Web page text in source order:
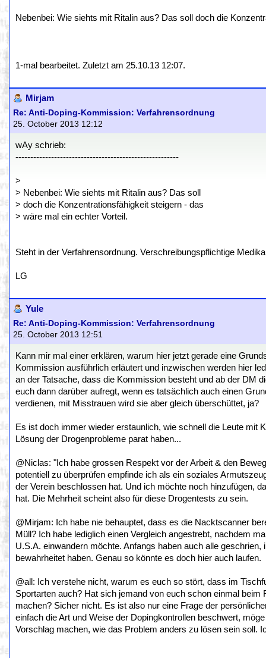
Nebenbei: Wie siehts mit Ritalin aus? Das soll doch die
1-mal bearbeitet. Zuletzt am 25.10.13 12:07.
Mirjam
Re: Anti-Doping-Kommission: Verfahrensordnung
25. October 2013 12:12
wAy schrieb:
-------------------------------------------------------
>
> Nebenbei: Wie siehts mit Ritalin aus? Das soll
> doch die Konzentrationsfähigkeit steigern - das
> wäre mal ein echter Vorteil.
Steht in der Verfahrensordnung. Verschreibungspflichtige
LG
Yule
Re: Anti-Doping-Kommission: Verfahrensordnung
25. October 2013 12:51
Kann mir mal einer erklären, warum hier jetzt gerade eine
Kommission ausführlich erläutert und inzwischen werden hier
an der Tatsache, dass die Kommission besteht und ab der DM
euch dann darüber aufregt, wenn es tatsächlich auch einen
verdienen, mit Misstrauen wird sie aber gleich überschüttet, ja?
Es ist doch immer wieder erstaunlich, wie schnell die Leute mit
Lösung der Drogenprobleme parat haben...
@Niclas: "Ich habe grossen Respekt vor der Arbeit & den
potentiell zu überprüfen empfinde ich als ein soziales
der Verein beschlossen hat. Und ich möchte noch hinzufügen,
hat. Die Mehrheit scheint also für diese Drogentests zu sein.
@Mirjam: Ich habe nie behauptet, dass es die Nacktscanner
Müll? Ich habe lediglich einen Vergleich angestrebt, nachdem
U.S.A. einwandern möchte. Anfangs haben auch alle
bewahrheitet haben. Genau so könnte es doch hier auch laufen.
@all: Ich verstehe nicht, warum es euch so stört, dass im
Sportarten auch? Hat sich jemand von euch schon einmal
machen? Sicher nicht. Es ist also nur eine Frage der
einfach die Art und Weise der Dopingkontrollen beschwert,
Vorschlag machen, wie das Problem anders zu lösen sein soll.